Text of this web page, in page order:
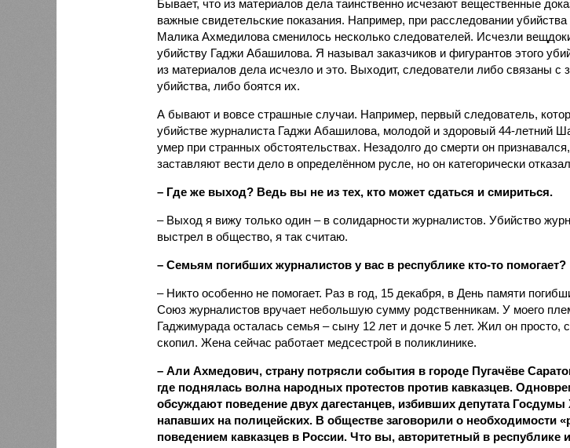
Бывает, что из материалов дела таинственно исчезают вещественные
важные свидетельские показания. Например, при расследовании
Малика Ахмедилова сменилось несколько следователей. Исчезли
убийству Гаджи Абашилова. Я называл заказчиков и фигурантов этого
из материалов дела исчезло и это. Выходит, следователи либо связаны с
убийства, либо боятся их.
А бывают и вовсе страшные случаи. Например, первый следователь,
убийстве журналиста Гаджи Абашилова, молодой и здоровый 44-летний
умер при странных обстоятельствах. Незадолго до смерти он признавался,
заставляют вести дело в определённом русле, но он категорически
– Где же выход? Ведь вы не из тех, кто может сдаться и смириться.
– Выход я вижу только один – в солидарности журналистов. Убийство
выстрел в общество, я так считаю.
– Семьям погибших журналистов у вас в республике кто-то помогает?
– Никто особенно не помогает. Раз в год, 15 декабря, в День памяти
Союз журналистов вручает небольшую сумму родственникам. У моего
Гаджимурада осталась семья – сыну 12 лет и дочке 5 лет. Жил он просто,
скопил. Жена сейчас работает медсестрой в поликлинике.
– Али Ахмедович, страну потрясли события в городе Пугачёве
где поднялась волна народных протестов против кавказцев.
обсуждают поведение двух дагестанцев, избивших депутата Госдумы
напавших на полицейских. В обществе заговорили о необходимости
поведением кавказцев в России. Что вы, авторитетный в республике